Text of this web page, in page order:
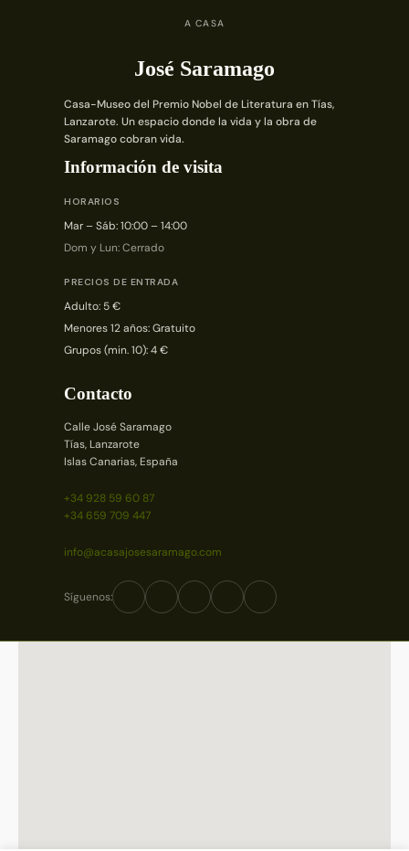
A CASA
José Saramago
Casa-Museo del Premio Nobel de Literatura en Tías,
Lanzarote. Un espacio donde la vida y la obra de
Saramago cobran vida.
Información de visita
HORARIOS
Mar – Sáb: 10:00 – 14:00
Dom y Lun: Cerrado
PRECIOS DE ENTRADA
Adulto: 5 €
Menores 12 años: Gratuito
Grupos (min. 10): 4 €
Contacto
Calle José Saramago
Tías, Lanzarote
Islas Canarias, España
+34 928 59 60 87
+34 659 709 447
info@acasajosesaramago.com
Síguenos: